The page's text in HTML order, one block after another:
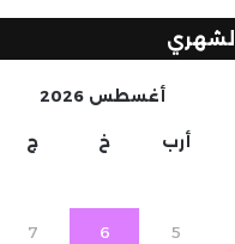
الشهري
أغسطس 2026
أرب خ ج
5
6
7